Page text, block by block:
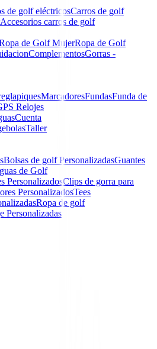
de golf eléctricosCarros de golf
Accesorios carros de golf
de Golf MujerRopa de Golf
ComplementosGorras -
MarcadoresFundasFunda de
Relojes
Cuenta
Taller
Bolsas de golf PersonalizadasGuantes
de Golf
PersonalizadosClips de gorra para
PersonalizadosTees
Ropa de golf
Personalizadas